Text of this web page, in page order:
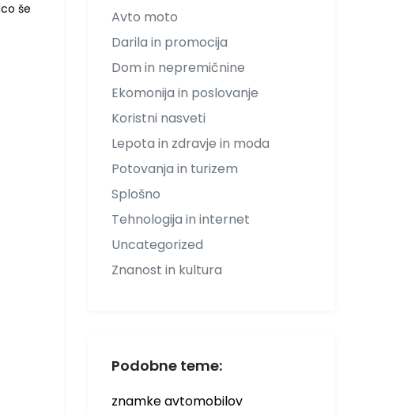
še
Avto moto
Darila in promocija
Dom in nepremičnine
Ekomonija in poslovanje
Koristni nasveti
Lepota in zdravje in moda
Potovanja in turizem
Splošno
Tehnologija in internet
Uncategorized
Znanost in kultura
Podobne teme:
znamke avtomobilov